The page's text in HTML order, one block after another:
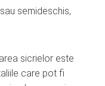
semideschis,
sicrielor este
care pot fi